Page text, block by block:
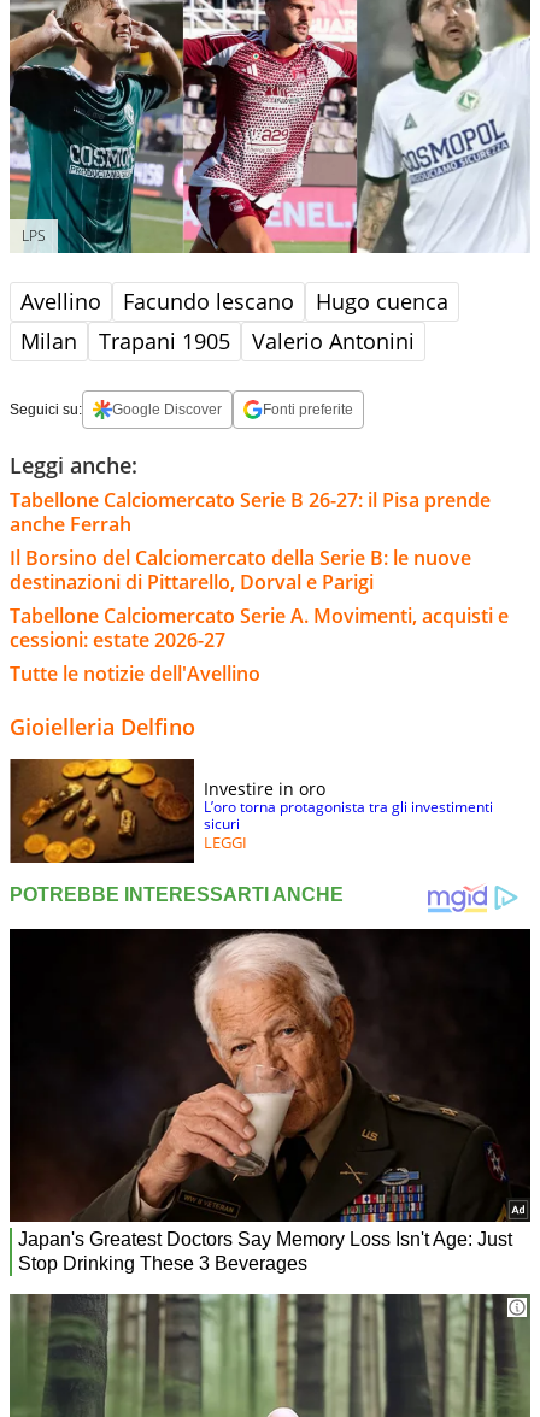
LPS
Avellino Facundo lescano
Hugo cuenca
Milan
Trapani 1905 Valerio Antonini
Seguici su: Google Discover Fonti preferite
Leggi anche:
Tabellone Calciomercato Serie B 26-27: il Pisa prende
anche Ferrah
Il Borsino del Calciomercato della Serie B: le nuove
destinazioni di Pittarello, Dorval e Parigi
Tabellone Calciomercato Serie A. Movimenti, acquisti e
cessioni: estate 2026-27
Tutte le notizie dell'Avellino
Gioielleria Delfino
Investire in oro
L’oro torna protagonista tra gli investimenti
sicuri
LEGGI